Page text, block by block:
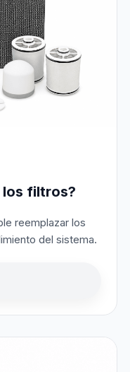
los filtros?
reemplazar los
del sistema.